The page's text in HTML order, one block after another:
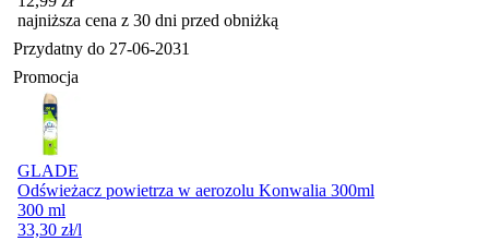
najniższa cena z 30 dni przed obniżką
Przydatny do 27-06-2031
Promocja
GLADE
Odświeżacz powietrza w aerozolu Konwalia 300ml
300 ml
33,30 zł/l